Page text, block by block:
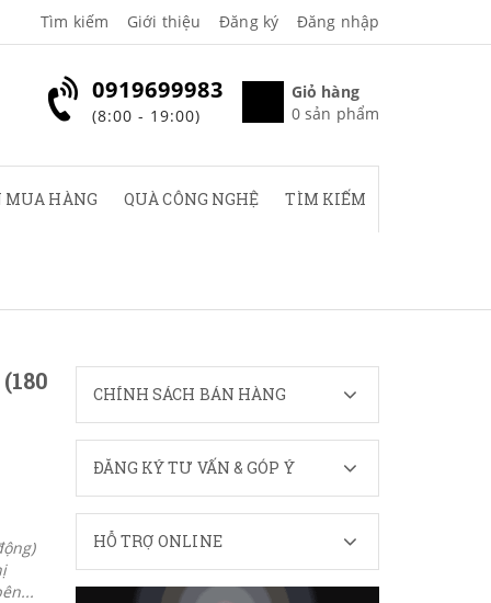
Tìm kiếm Giới thiệu Đăng ký Đăng nhập
Giỏ hàng
0 sản phẩm
0919699983
(8:00 - 19:00)
MUA HÀNG QUÀ CÔNG NGHỆ TÌM KIẾM
CHÍNH SÁCH BÁN HÀNG
ĐĂNG KÝ TƯ VẤN & GÓP Ý
HỖ TRỢ ONLINE